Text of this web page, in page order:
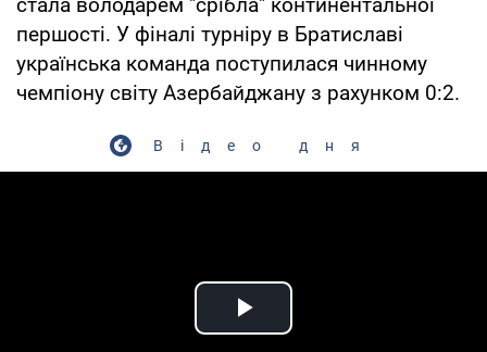
першості. У фіналі турніру в Братиславі
українська команда поступилася чинному
чемпіону світу Азербайджану з рахунком 0:2.
Відео дня
Play Video